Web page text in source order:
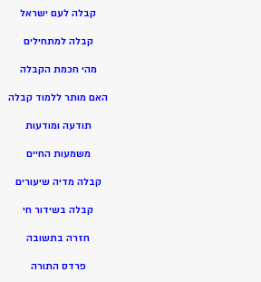
קבלה לעם ישראל
קבלה למתחילים
מהי חכמת הקבלה
האם מותר ללמוד קבלה
תודעה ומודעות
משמעות החיים
קבלה מדיה שיעורים
קבלה בשידור חי
חזרה בתשובה
פרדס התורה